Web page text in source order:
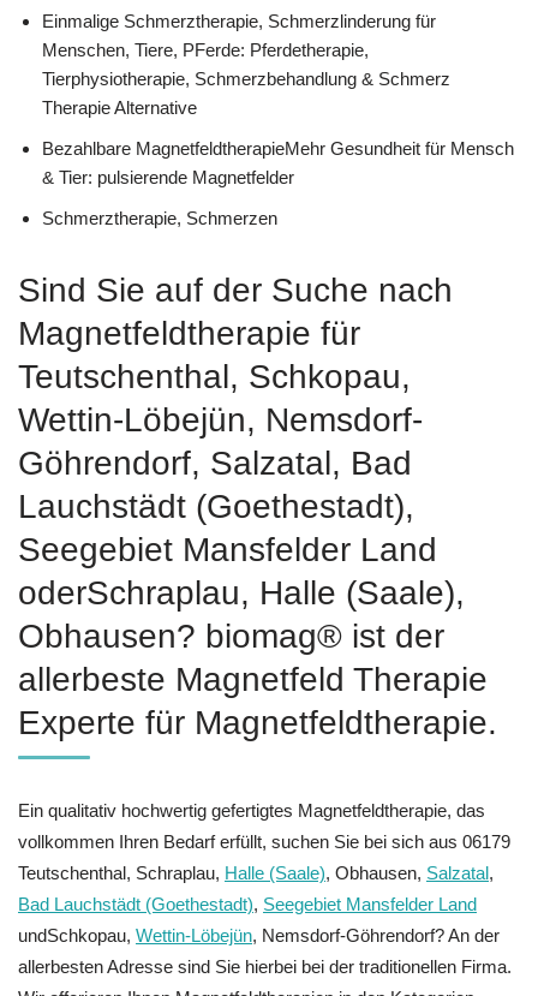
Einmalige Schmerztherapie, Schmerzlinderung für
Menschen, Tiere, PFerde: Pferdetherapie,
Tierphysiotherapie, Schmerzbehandlung & Schmerz
Therapie Alternative
Bezahlbare MagnetfeldtherapieMehr Gesundheit für Mensch
& Tier: pulsierende Magnetfelder
Schmerztherapie, Schmerzen
Sind Sie auf der Suche nach
Magnetfeldtherapie für
Teutschenthal, Schkopau,
Wettin-Löbejün, Nemsdorf-
Göhrendorf, Salzatal, Bad
Lauchstädt (Goethestadt),
Seegebiet Mansfelder Land
oderSchraplau, Halle (Saale),
Obhausen? biomag® ist der
allerbeste Magnetfeld Therapie
Experte für Magnetfeldtherapie.
Ein qualitativ hochwertig gefertigtes Magnetfeldtherapie, das
vollkommen Ihren Bedarf erfüllt, suchen Sie bei sich aus 06179
Teutschenthal, Schraplau, Halle (Saale), Obhausen, Salzatal,
Bad Lauchstädt (Goethestadt), Seegebiet Mansfelder Land
undSchkopau, Wettin-Löbejün, Nemsdorf-Göhrendorf? An der
allerbesten Adresse sind Sie hierbei bei der traditionellen Firma.